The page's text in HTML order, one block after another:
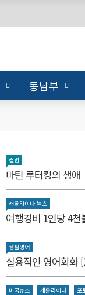
동남부
컬럼
마틴 루터킹의 생애
캐롤라이나 뉴스
여행경비 1인당 4
생활영어
실용적인 영어회화
미국뉴스 캐롤라이나 포